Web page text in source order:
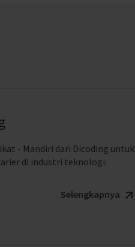
- Mandiri dari Dicoding untuk
di industri teknologi.
Selengkapnya